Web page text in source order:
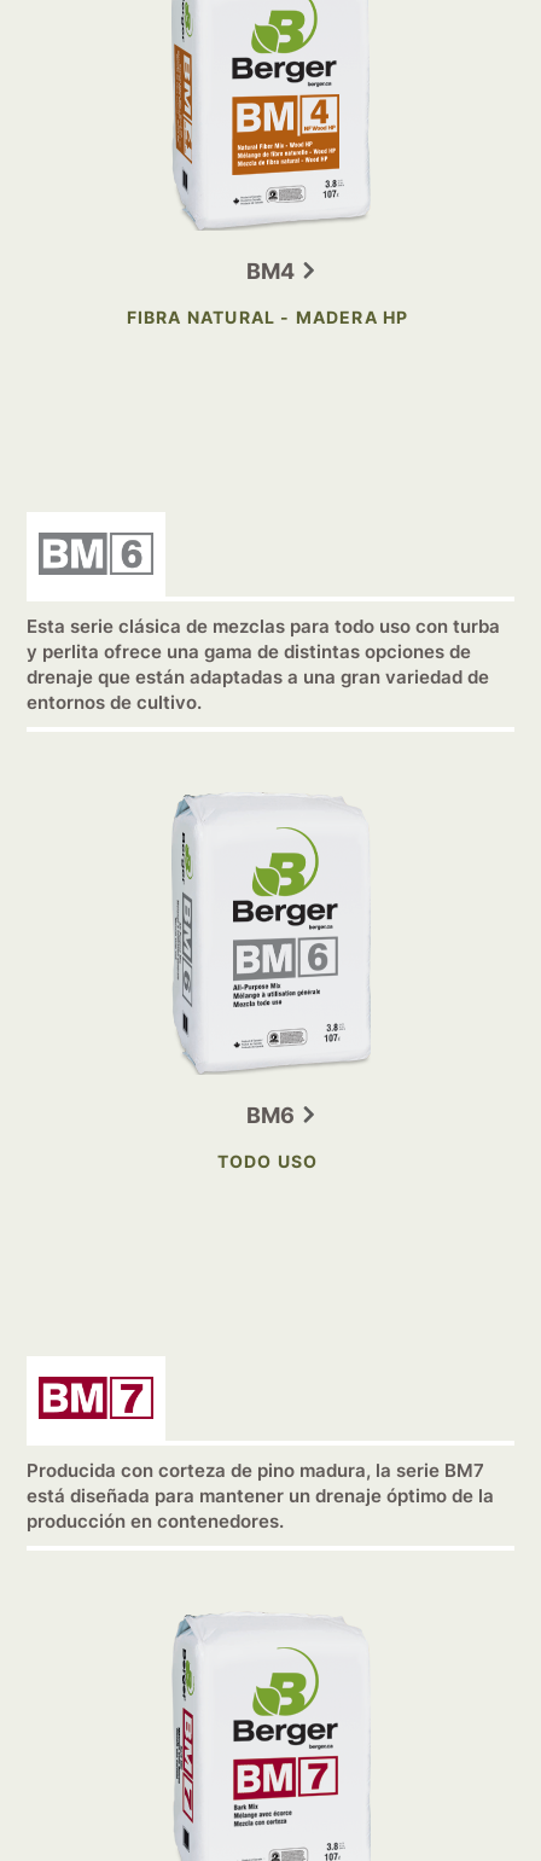
BM4
FIBRA NATURAL - MADERA HP
Esta serie clásica de mezclas para todo uso con turba
y perlita ofrece una gama de distintas opciones de
drenaje que están adaptadas a una gran variedad de
entornos de cultivo.
BM6
TODO USO
Producida con corteza de pino madura, la serie BM7
está diseñada para mantener un drenaje óptimo de la
producción en contenedores.